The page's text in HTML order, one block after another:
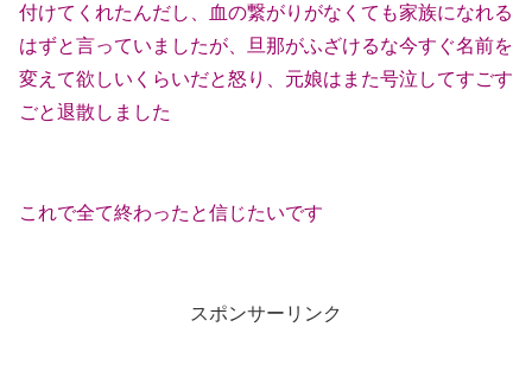
付けてくれたんだし、血の繋がりがなくても家族になれる
はずと言っていましたが、旦那がふざけるな今すぐ名前を
変えて欲しいくらいだと怒り、元娘はまた号泣してすごす
ごと退散しました
これで全て終わったと信じたいです
スポンサーリンク